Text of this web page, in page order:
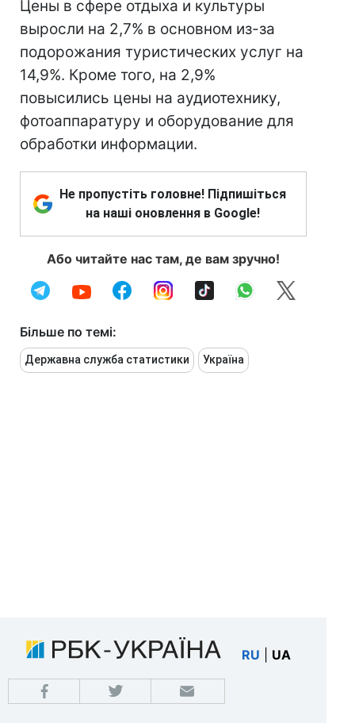
Цены в сфере отдыха и культуры
выросли на 2,7% в основном из-за
подорожания туристических услуг на
14,9%. Кроме того, на 2,9%
повысились цены на аудиотехнику,
фотоаппаратуру и оборудование для
обработки информации.
Не пропустіть головне! Підпишіться
на наші оновлення в Google!
Або читайте нас там, де вам зручно!
Більше по темі:
Державна служба статистики Україна
RU UA